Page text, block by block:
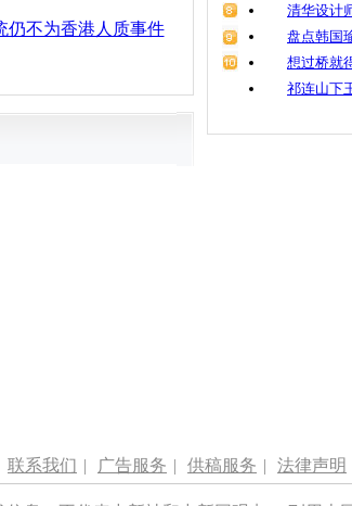
仍不为香港人质事件
清华设计
盘点韩国
想过桥就
祁连山下
联系我们 | 广告服务 | 供稿服务 | 法律声明